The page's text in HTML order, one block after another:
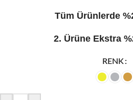
Tüm Ürünlerde
2. Ürüne Ekstra
RENK